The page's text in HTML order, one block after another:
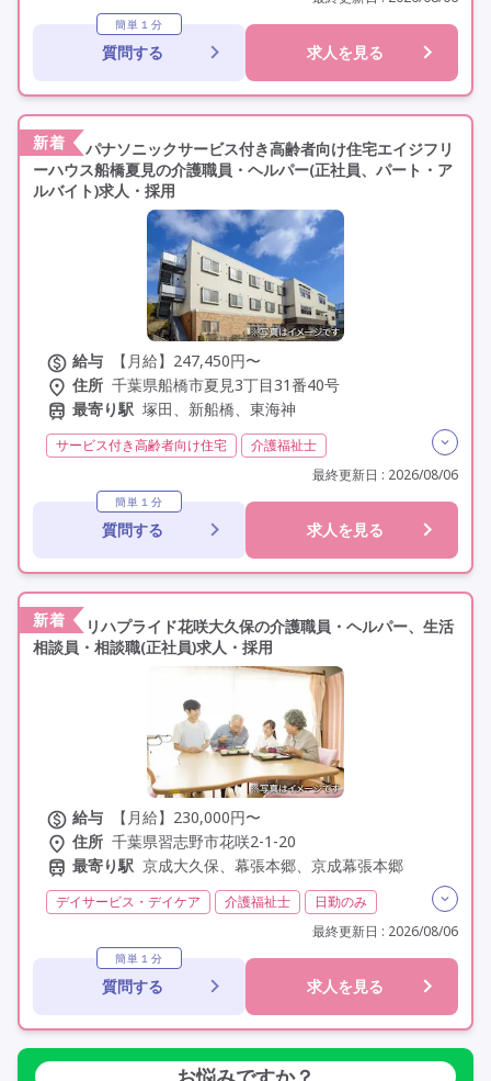
オープニングスタッフ
オープン3年以内
社会保険完備
交通費支給
年間休日120日以上
年間休日110日以上
定年65歳以上 車通勤可
簡単１分
質問する 求人を見る
新着
パナソニックサービス付き高齢者向け住宅エイジフリ
ーハウス船橋夏見の介護職員・ヘルパー(正社員、パート・ア
ルバイト)求人・採用
給与
【月給】247,450円〜
住所 千葉県船橋市夏見3丁目31番40号
最寄り駅 塚田、新船橋、東海神
サービス付き高齢者向け住宅
介護福祉士
初任者研修(ヘルパー2級)
社会福祉士
夜勤専従 残業月20時間以内
常勤
社会保険完備
学歴不問
定年60歳以上
定年65歳以上
駅近 資格取得支援 研修制度あり
最終更新日 : 2026/08/06
簡単１分
質問する 求人を見る
新着
リハプライド花咲大久保の介護職員・ヘルパー、生活
相談員・相談職(正社員)求人・採用
給与
【月給】230,000円〜
住所 千葉県習志野市花咲2-1-20
最寄り駅 京成大久保、幕張本郷、京成幕張本郷
デイサービス・デイケア 介護福祉士
日勤のみ
交通費支給
定年60歳以上 定年65歳以上
車通勤可
資格取得支援
最終更新日 : 2026/08/06
簡単１分
質問する 求人を見る